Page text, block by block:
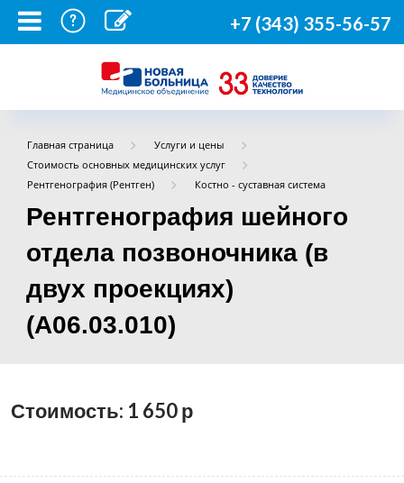
+7 (343) 355-56-57
Главная страница
Услуги и цены
Стоимость основных медицинских услуг
Рентгенография (Рентген)
Костно - суставная система
Рентгенография шейного
отдела позвоночника (в
двух проекциях)
(А06.03.010)
Стоимость: 1 650р